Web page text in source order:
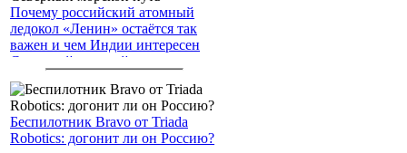
Почему российский атомный
ледокол «Ленин» остаётся так
важен и чем Индии интересен
Северный морской путь
Беспилотник Bravo от Triada
Robotics: догонит ли он Россию?